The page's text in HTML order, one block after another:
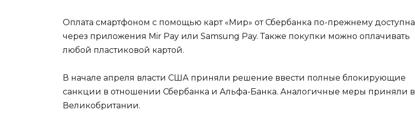
Оплата смартфоном с помощью карт «Мир» от Сбербанка по-прежнему доступна
через приложения Mir Pay или Samsung Pay. Также покупки можно оплачивать
любой пластиковой картой.
В начале апреля власти США приняли решение ввести полные блокирующие
санкции в отношении Сбербанка и Альфа-Банка. Аналогичные меры приняли в
Великобритании.